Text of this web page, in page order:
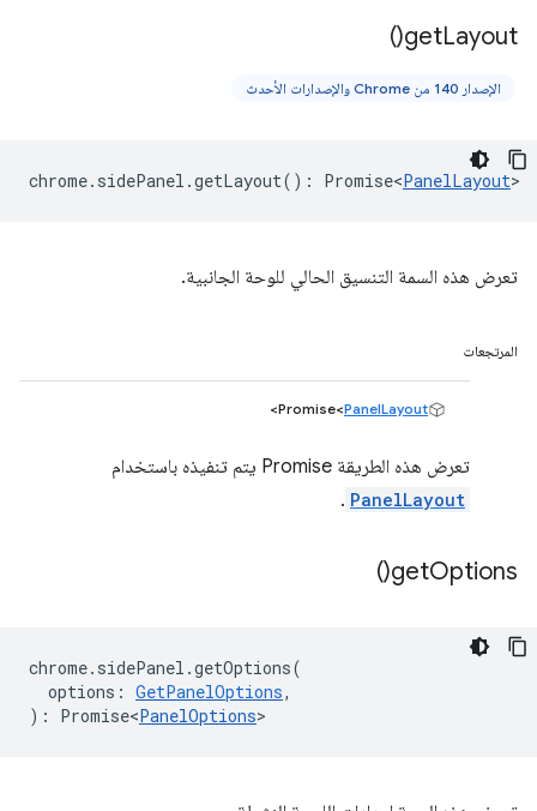
getLayout(
)
الإصدار 140 من Chrome والإصدارات الأحدث
chrome. sidePanel .getLayout() : Promise<PanelLayout>
تعرض هذه السمة التنسيق الحالي للوحة الجانبية.
المرتجعات
Promise<PanelLayout
>
تعرض هذه الطريقة Promise يتم تنفيذه باستخدام
PanelLayout
.
getOptions(
)
chrome. sidePanel .getOptions(
options : GetPanelOptions,
) : Promise<PanelOptions>